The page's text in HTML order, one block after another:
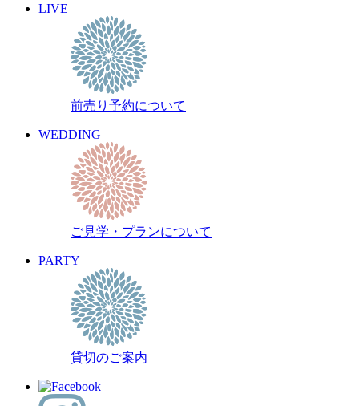
LIVE
前売り予約について
WEDDING
ご見学・プランについて
PARTY
貸切のご案内